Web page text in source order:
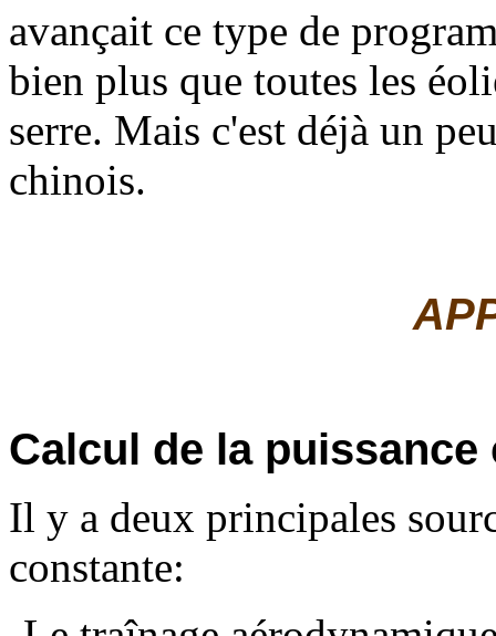
avançait ce type de
bien plus que toutes les
serre. Mais c'est déjà un
chinois.
Calcul de la
Il y a deux principales
constante: